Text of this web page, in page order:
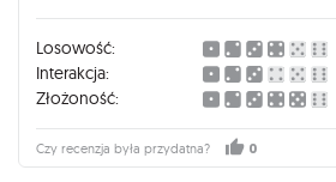
Losowość:
Interakcja:
Złożoność:
Czy recenzja była przydatna? 0